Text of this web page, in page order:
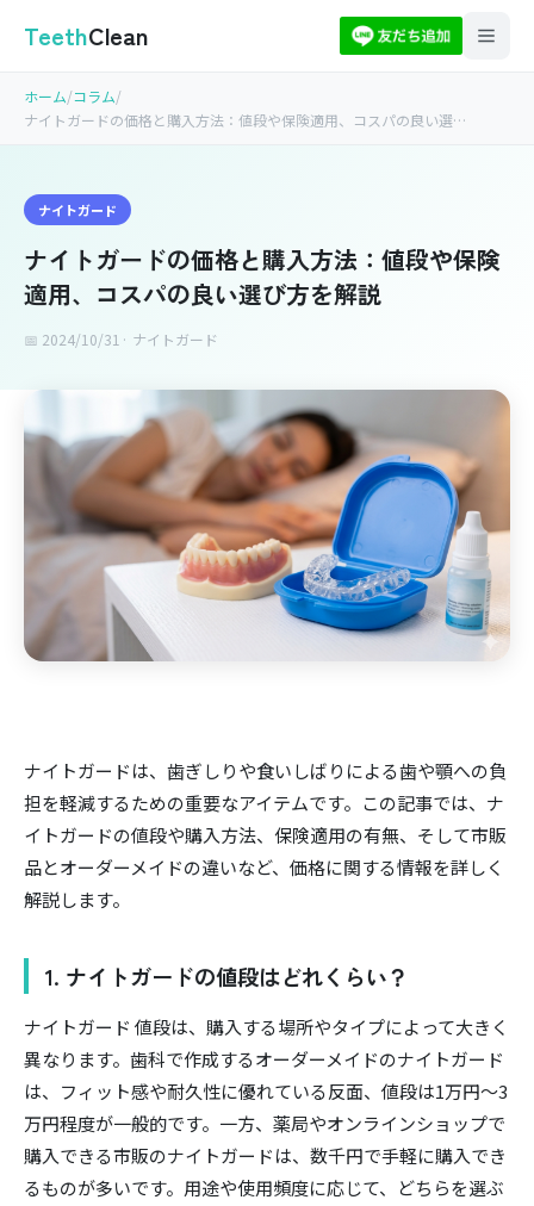
TeethClean
ホーム/コラム/
ナイトガードの価格と購入方法：値段や保険適用、コスパの良い選…
ナイトガード
ナイトガードの価格と購入方法：値段や保険
適用、コスパの良い選び方を解説
📅 2024/10/31 · ナイトガード
ナイトガードは、歯ぎしりや食いしばりによる歯や顎への負
担を軽減するための重要なアイテムです。この記事では、ナ
イトガードの値段や購入方法、保険適用の有無、そして市販
品とオーダーメイドの違いなど、価格に関する情報を詳しく
解説します。
1. ナイトガードの値段はどれくらい？
ナイトガード 値段は、購入する場所やタイプによって大きく
異なります。歯科で作成するオーダーメイドのナイトガード
は、フィット感や耐久性に優れている反面、値段は1万円〜3
万円程度が一般的です。一方、薬局やオンラインショップで
購入できる市販のナイトガードは、数千円で手軽に購入でき
るものが多いです。用途や使用頻度に応じて、どちらを選ぶ